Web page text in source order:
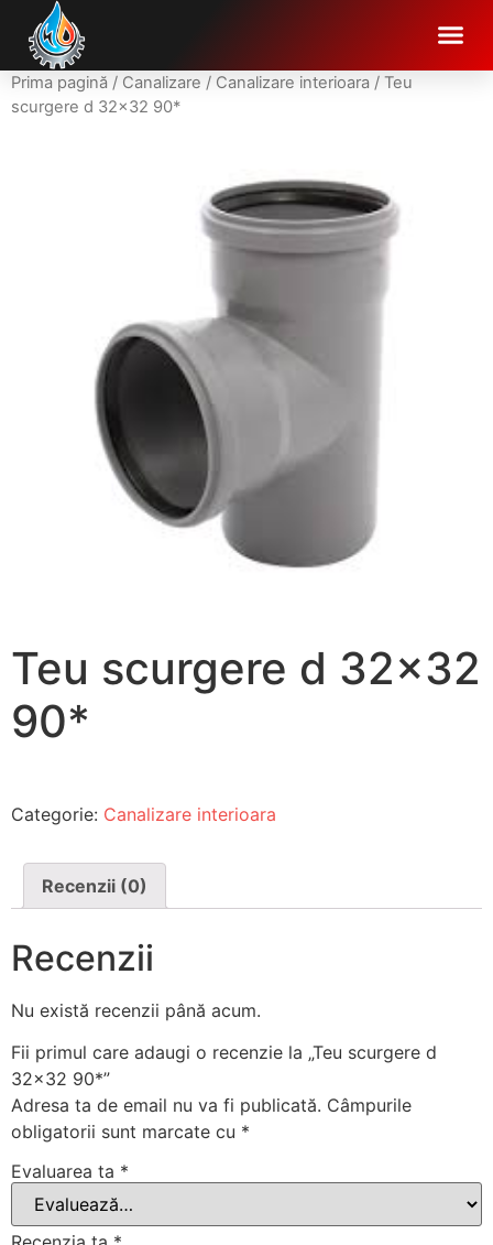
Prima pagină / Canalizare / Canalizare interioara / Teu
scurgere d 32×32 90*
Teu scurgere d 32×32
90*
Categorie: Canalizare interioara
Recenzii (0)
Recenzii
Nu există recenzii până acum.
Fii primul care adaugi o recenzie la „Teu scurgere d
32×32 90*”
Adresa ta de email nu va fi publicată. Câmpurile
obligatorii sunt marcate cu *
Evaluarea ta *